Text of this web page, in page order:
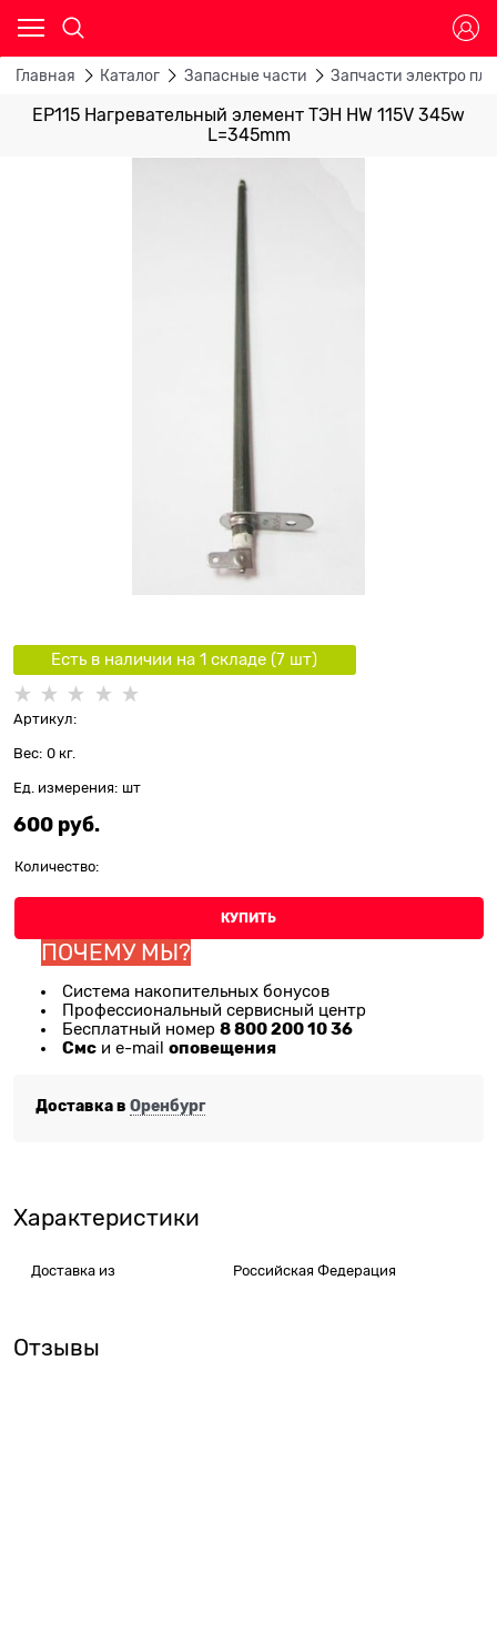
Главная Каталог Запасные части Запчасти электро
EP115 Нагревательный элемент ТЭН HW 115V 345w
L=345mm
Есть в наличии на 1 складe (7 шт)
Артикул:
Вес: 0 кг.
Ед. измерения: шт
600 руб.
Количество:
КУПИТЬ
ПОЧЕМУ МЫ?
Система накопительных бонусов
Профессиональный сервисный центр
Бесплатный номер 8 800 200 10 36
Смс и e-mail оповещения
Доставка в Оренбург
Характеристики
Доставка из Российская Федерация
Отзывы